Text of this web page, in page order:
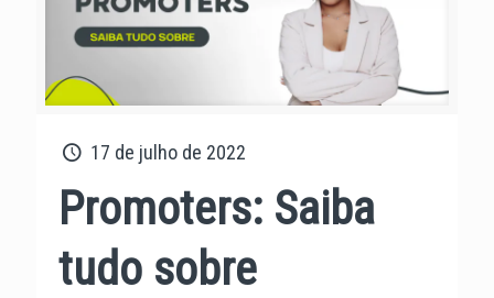
17 de julho de 2022
Promoters: Saiba
tudo sobre